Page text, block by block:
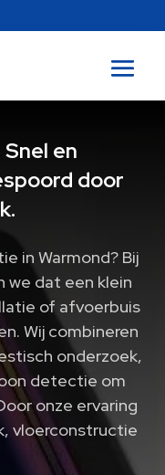
en
door
in Warmond? Bij
we dat een klein
of afvoerbuis
Wij combineren
onderzoek,
detectie om
onze ervaring
vloerconstructie